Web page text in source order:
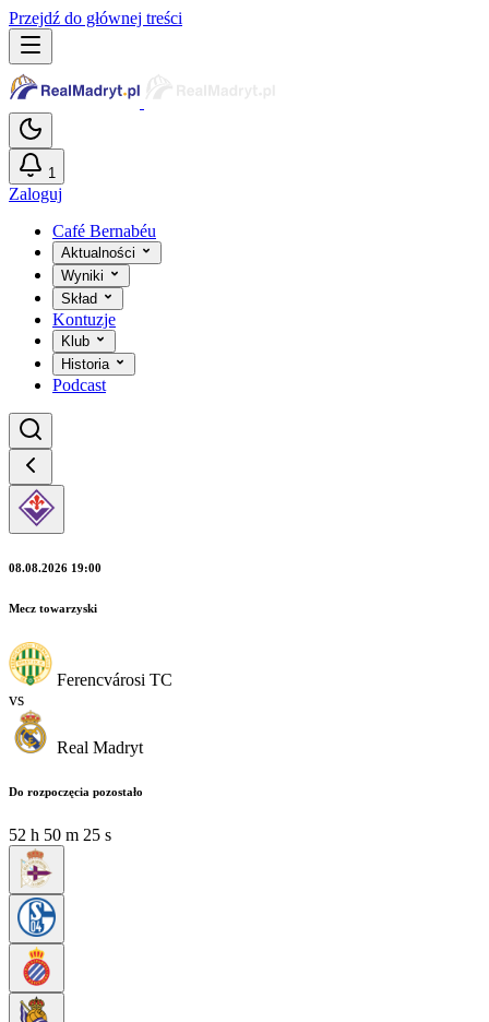
Przejdź do głównej treści
1
Zaloguj
Café Bernabéu
Aktualności
Wyniki
Skład
Kontuzje
Klub
Historia
Podcast
08.08.2026 19:00
Mecz towarzyski
Ferencvárosi TC
vs
Real Madryt
Do rozpoczęcia pozostało
52 h 50 m 23 s